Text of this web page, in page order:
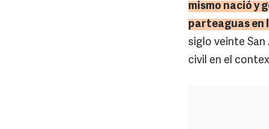
mismo nació y
parteaguas en
siglo veinte
civil en el